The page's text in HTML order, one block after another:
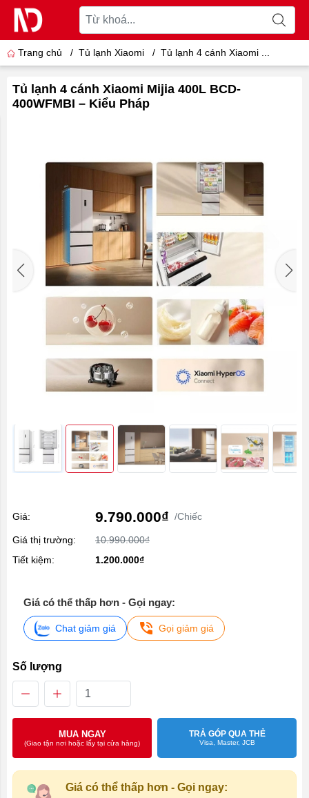
Trang chủ / Tủ lạnh Xiaomi / Tủ lạnh 4 cánh Xiaomi ...
Tủ lạnh 4 cánh Xiaomi Mijia 400L BCD-
400WFMBI – Kiểu Pháp
Giá: 9.790.000₫ /Chiếc
Giá thị trường:
10.990.000₫
Tiết kiệm:
1.200.000₫
Giá có thể thấp hơn - Gọi ngay:
Chat giảm giá Gọi giảm giá
Số lượng
MUA NGAY
(Giao tận nơi hoặc lấy tại cửa hàng)
TRẢ GÓP QUA THẺ
Visa, Master, JCB
Giá có thể thấp hơn - Gọi ngay: